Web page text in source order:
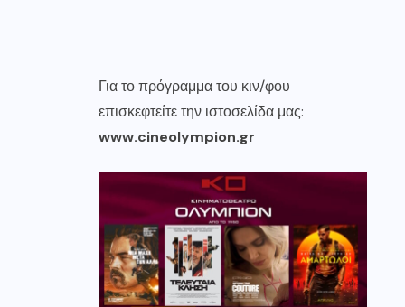
Για το πρόγραμμα του κιν/φου
επισκεφτείτε την ιστοσελίδα μας:
www.cineolympion.gr